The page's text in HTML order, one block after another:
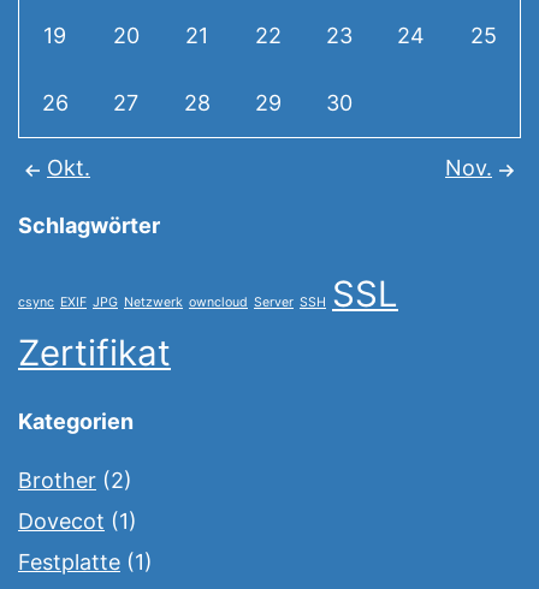
19 20 21 22 23 24 25
26 27 28 29 30
Okt. Nov.
Schlagwörter
csync EXIF JPG Netzwerk owncloud Server SSH SSL
Zertifikat
Kategorien
Brother (2)
Dovecot (1)
Festplatte (1)